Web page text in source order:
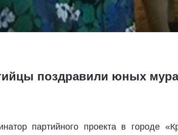
поздравили юных
партийного проекта в городе